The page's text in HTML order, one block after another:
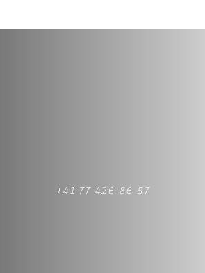
+41 77 426 86 57